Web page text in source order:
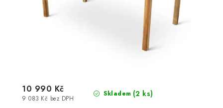
Skladem (2 ks)
9 083 Kč bez DPH
10 990 Kč